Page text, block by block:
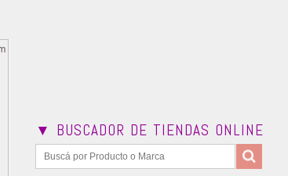
▼ BUSCADOR DE TIENDAS ONLINE